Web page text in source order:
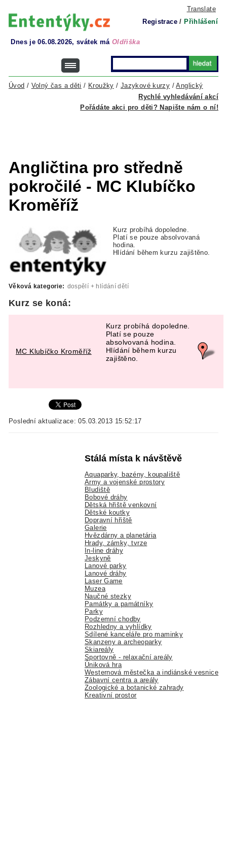
Translate
Registrace / Přihlášení
Dnes je 06.08.2026, svátek má Oldřiška
Rychlé vyhledávání akcí
Úvod / Volný čas a děti / Kroužky / Jazykové kurzy /Anglický
Pořádáte akci pro děti? Napište nám o ní!
Angličtina pro středně
pokročilé - MC Klubíčko
Kroměříž
Kurz probíhá dopoledne.
Platí se pouze absolvovaná
hodina.
Hlídání během kurzu zajištěno.
Věková kategorie: dospělí + hlídání dětí
Kurz se koná:
MC Klubíčko Kroměříž
Kurz probíhá dopoledne.
Platí se pouze
absolvovaná hodina.
Hlídání během kurzu
zajištěno.
Poslední aktualizace: 05.03.2013 15:52:17
Stálá místa k návštěvě
Aquaparky, bazény, koupaliště
Army a vojenské prostory
Bludiště
Bobové dráhy
Dětská hřiště venkovní
Dětské koutky
Dopravní hřiště
Galerie
Hvězdárny a planetária
Hrady, zámky, tvrze
In-line dráhy
Jeskyně
Lanové parky
Lanové dráhy
Laser Game
Muzea
Naučné stezky
Památky a památníky
Parky
Podzemní chodby
Rozhledny a vyhlídky
Sdílené kanceláře pro maminky
Skanzeny a archeoparky
Skiareály
Sportovně - relaxační areály
Úniková hra
Westernová městečka a indiánské vesnice
Zábavní centra a areály
Zoologické a botanické zahrady
Kreativní prostor